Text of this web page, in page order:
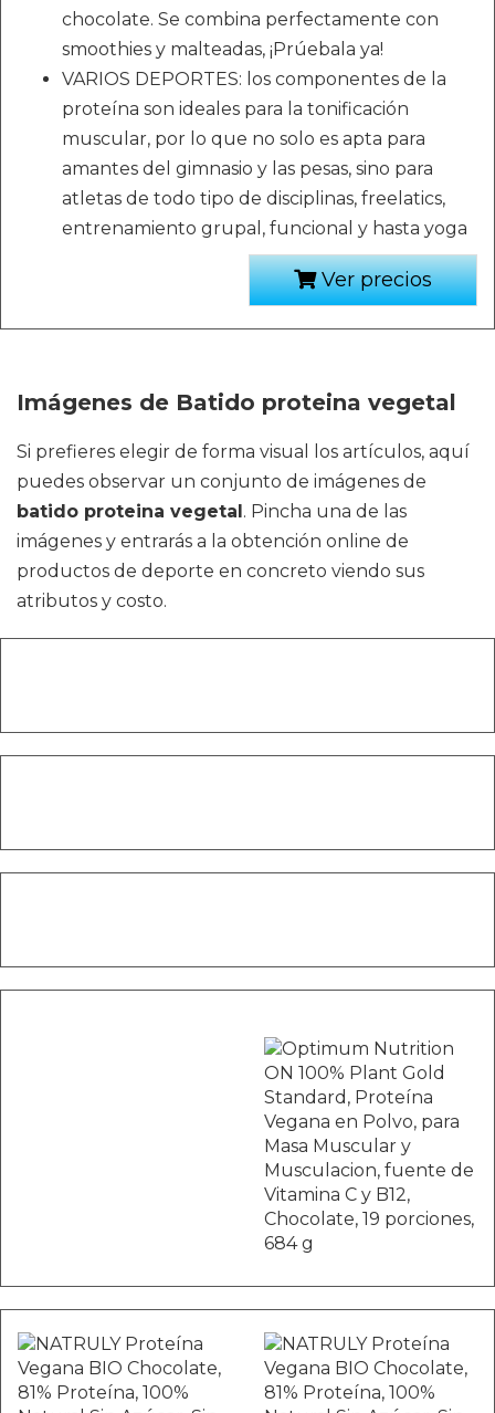
chocolate. Se combina perfectamente con
smoothies y malteadas, ¡Prúebala ya!
VARIOS DEPORTES: los componentes de la
proteína son ideales para la tonificación
muscular, por lo que no solo es apta para
amantes del gimnasio y las pesas, sino para
atletas de todo tipo de disciplinas, freelatics,
entrenamiento grupal, funcional y hasta yoga
Ver precios
Imágenes de Batido proteina vegetal
Si prefieres elegir de forma visual los artículos, aquí
puedes observar un conjunto de imágenes de
batido proteina vegetal . Pincha una de las
imágenes y entrarás a la obtención online de
productos de deporte en concreto viendo sus
atributos y costo.